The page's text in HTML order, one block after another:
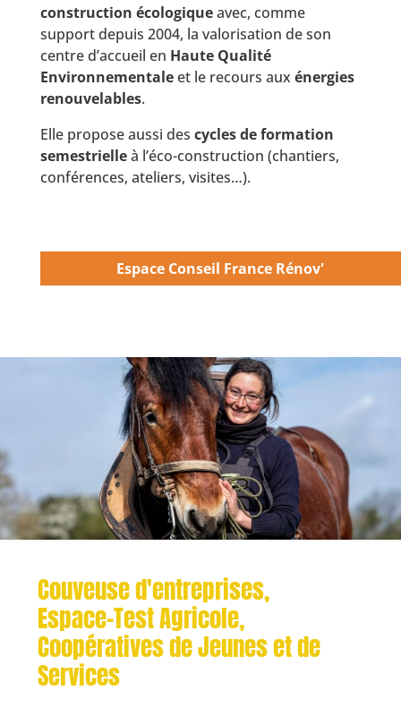
construction écologiqueavec, comme
support depuis 2004, la valorisation de son
centre d’accueil en Haute Qualité
Environnementaleet le recours aux énergies
renouvelables.
Elle propose aussi des cycles de formation
semestrielleà l’éco-construction (chantiers,
conférences, ateliers, visites…).
Espace Conseil France Rénov'
Couveuse d'entreprises,
Espace-Test Agricole,
Coopératives de Jeunes et de
Services